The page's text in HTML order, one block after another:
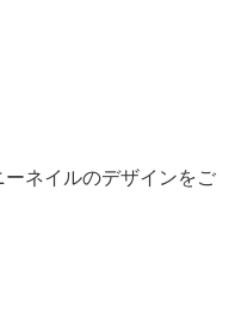
ネイルのデザインをご